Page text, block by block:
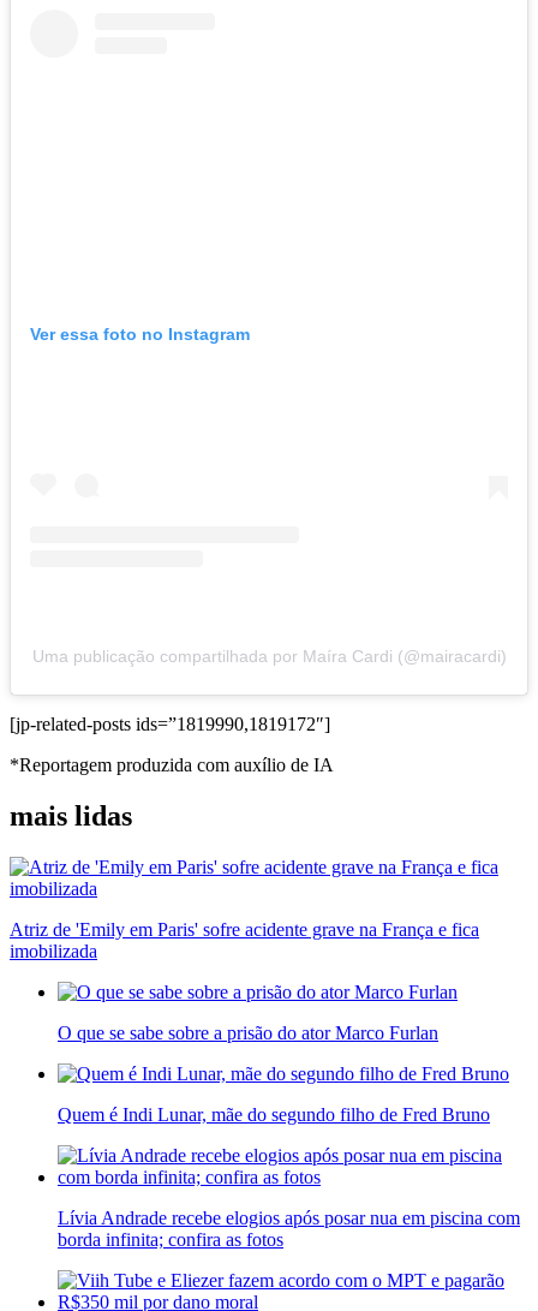
Ver essa foto no Instagram
Uma publicação compartilhada por Maíra Cardi (@mairacardi)
[jp-related-posts ids=”1819990,1819172″]
*Reportagem produzida com auxílio de IA
mais lidas
Atriz de 'Emily em Paris' sofre acidente grave na França e fica
imobilizada
O que se sabe sobre a prisão do ator Marco Furlan
Quem é Indi Lunar, mãe do segundo filho de Fred Bruno
Lívia Andrade recebe elogios após posar nua em piscina com
borda infinita; confira as fotos